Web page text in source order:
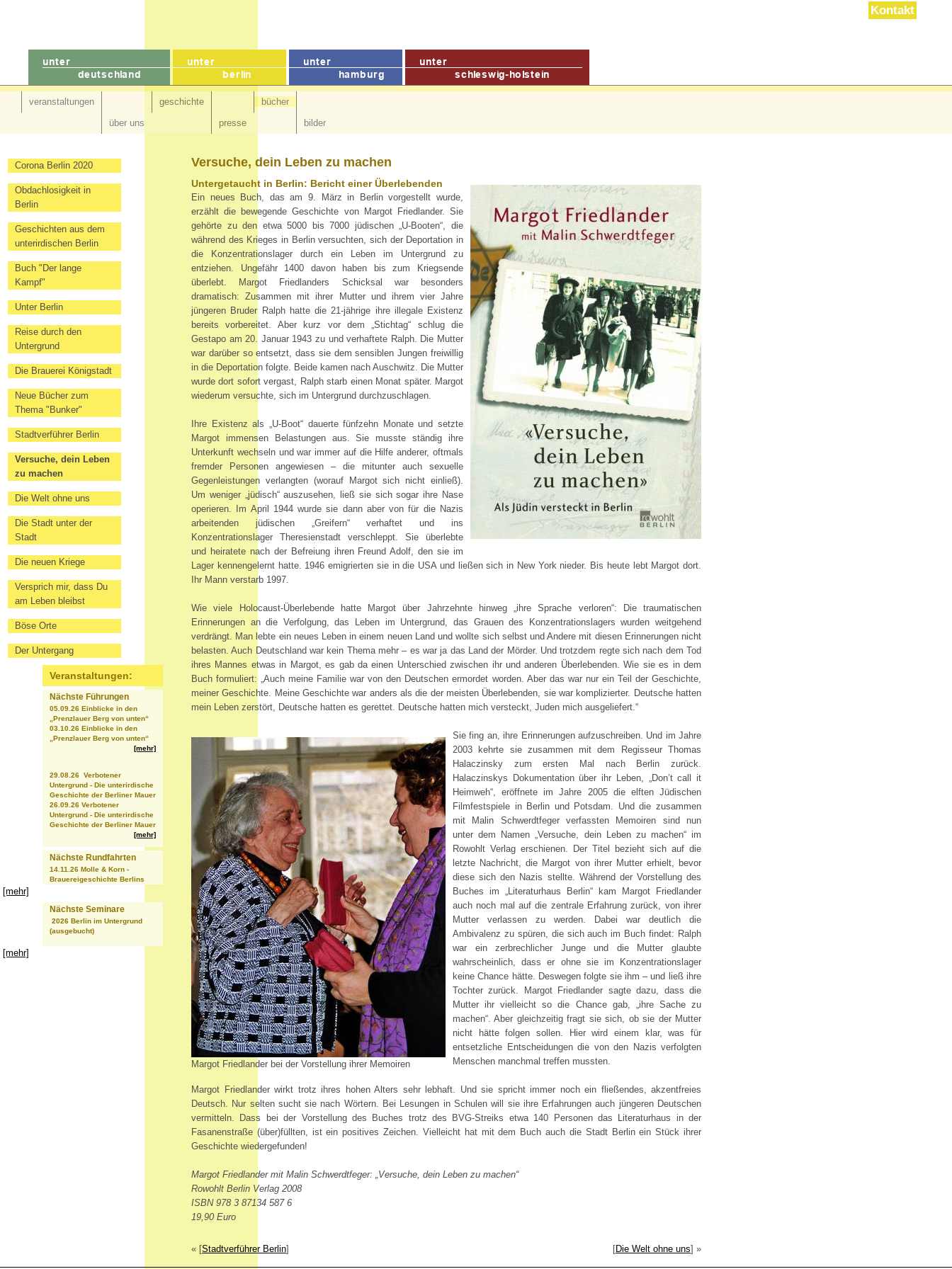
Kontakt
veranstaltungen
über uns
geschichte
presse
bücher
bilder
Corona Berlin 2020
Obdachlosigkeit in
Berlin
Geschichten aus dem
unterirdischen Berlin
Buch "Der lange
Kampf"
Unter Berlin
Reise durch den
Untergrund
Die Brauerei Königstadt
Neue Bücher zum
Thema "Bunker"
Stadtverführer Berlin
Versuche, dein Leben
zu machen
Die Welt ohne uns
Die Stadt unter der
Stadt
Die neuen Kriege
Versprich mir, dass Du
am Leben bleibst
Böse Orte
Der Untergang
Veranstaltungen:
Nächste Führungen
05.09.26 Einblicke in den
„Prenzlauer Berg von unten“
03.10.26 Einblicke in den
„Prenzlauer Berg von unten“
[mehr]
29.08.26 Verbotener
Untergrund - Die unterirdische
Geschichte der Berliner Mauer
26.09.26 Verbotener
Untergrund - Die unterirdische
Geschichte der Berliner Mauer
[mehr]
Nächste Rundfahrten
14.11.26 Molle & Korn -
Brauereigeschichte Berlins
[mehr]
Nächste Seminare
2026 Berlin im Untergrund
(ausgebucht)
[mehr]
Versuche, dein Leben zu machen
Untergetaucht in Berlin: Bericht einer Überlebenden
Ein neues Buch, das am 9. März in Berlin vorgestellt wurde,
erzählt die bewegende Geschichte von Margot Friedlander. Sie
gehörte zu den etwa 5000 bis 7000 jüdischen „U-Booten“, die
während des Krieges in Berlin versuchten, sich der Deportation in
die Konzentrationslager durch ein Leben im Untergrund zu
entziehen. Ungefähr 1400 davon haben bis zum Kriegsende
überlebt. Margot Friedlanders Schicksal war besonders
dramatisch: Zusammen mit ihrer Mutter und ihrem vier Jahre
jüngeren Bruder Ralph hatte die 21-jährige ihre illegale Existenz
bereits vorbereitet. Aber kurz vor dem „Stichtag“ schlug die
Gestapo am 20. Januar 1943 zu und verhaftete Ralph. Die Mutter
war darüber so entsetzt, dass sie dem sensiblen Jungen freiwillig
in die Deportation folgte. Beide kamen nach Auschwitz. Die Mutter
wurde dort sofort vergast, Ralph starb einen Monat später. Margot
wiederum versuchte, sich im Untergrund durchzuschlagen.
Ihre Existenz als „U-Boot“ dauerte fünfzehn Monate und setzte
Margot immensen Belastungen aus. Sie musste ständig ihre
Unterkunft wechseln und war immer auf die Hilfe anderer, oftmals
fremder Personen angewiesen – die mitunter auch sexuelle
Gegenleistungen verlangten (worauf Margot sich nicht einließ).
Um weniger „jüdisch“ auszusehen, ließ sie sich sogar ihre Nase
operieren. Im April 1944 wurde sie dann aber von für die Nazis
arbeitenden jüdischen „Greifern“ verhaftet und ins
Konzentrationslager Theresienstadt verschleppt. Sie überlebte
und heiratete nach der Befreiung ihren Freund Adolf, den sie im
Lager kennengelernt hatte. 1946 emigrierten sie in die USA und ließen sich in New York nieder. Bis heute lebt Margot dort.
Ihr Mann verstarb 1997.
Wie viele Holocaust-Überlebende hatte Margot über Jahrzehnte hinweg „ihre Sprache verloren“: Die traumatischen
Erinnerungen an die Verfolgung, das Leben im Untergrund, das Grauen des Konzentrationslagers wurden weitgehend
verdrängt. Man lebte ein neues Leben in einem neuen Land und wollte sich selbst und Andere mit diesen Erinnerungen nicht
belasten. Auch Deutschland war kein Thema mehr – es war ja das Land der Mörder. Und trotzdem regte sich nach dem Tod
ihres Mannes etwas in Margot, es gab da einen Unterschied zwischen ihr und anderen Überlebenden. Wie sie es in dem
Buch formuliert: „Auch meine Familie war von den Deutschen ermordet worden. Aber das war nur ein Teil der Geschichte,
meiner Geschichte. Meine Geschichte war anders als die der meisten Überlebenden, sie war komplizierter. Deutsche hatten
mein Leben zerstört, Deutsche hatten es gerettet. Deutsche hatten mich versteckt, Juden mich ausgeliefert.“
Margot Friedlander bei der Vorstellung ihrer Memoiren
Sie fing an, ihre Erinnerungen aufzuschreiben. Und im Jahre
2003 kehrte sie zusammen mit dem Regisseur Thomas
Halaczinsky zum ersten Mal nach Berlin zurück.
Halaczinskys Dokumentation über ihr Leben, „Don’t call it
Heimweh“, eröffnete im Jahre 2005 die elften Jüdischen
Filmfestspiele in Berlin und Potsdam. Und die zusammen
mit Malin Schwerdtfeger verfassten Memoiren sind nun
unter dem Namen „Versuche, dein Leben zu machen“ im
Rowohlt Verlag erschienen. Der Titel bezieht sich auf die
letzte Nachricht, die Margot von ihrer Mutter erhielt, bevor
diese sich den Nazis stellte. Während der Vorstellung des
Buches im „Literaturhaus Berlin“ kam Margot Friedlander
auch noch mal auf die zentrale Erfahrung zurück, von ihrer
Mutter verlassen zu werden. Dabei war deutlich die
Ambivalenz zu spüren, die sich auch im Buch findet: Ralph
war ein zerbrechlicher Junge und die Mutter glaubte
wahrscheinlich, dass er ohne sie im Konzentrationslager
keine Chance hätte. Deswegen folgte sie ihm – und ließ ihre
Tochter zurück. Margot Friedlander sagte dazu, dass die
Mutter ihr vielleicht so die Chance gab, „ihre Sache zu
machen“. Aber gleichzeitig fragt sie sich, ob sie der Mutter
nicht hätte folgen sollen. Hier wird einem klar, was für
entsetzliche Entscheidungen die von den Nazis verfolgten
Menschen manchmal treffen mussten.
Margot Friedlander wirkt trotz ihres hohen Alters sehr lebhaft. Und sie spricht immer noch ein fließendes, akzentfreies
Deutsch. Nur selten sucht sie nach Wörtern. Bei Lesungen in Schulen will sie ihre Erfahrungen auch jüngeren Deutschen
vermitteln. Dass bei der Vorstellung des Buches trotz des BVG-Streiks etwa 140 Personen das Literaturhaus in der
Fasanenstraße (über)füllten, ist ein positives Zeichen. Vielleicht hat mit dem Buch auch die Stadt Berlin ein Stück ihrer
Geschichte wiedergefunden!
Margot Friedlander mit Malin Schwerdtfeger: „Versuche, dein Leben zu machen“
Rowohlt Berlin Verlag 2008
ISBN 978 3 87134 587 6
19,90 Euro
« [Stadtverführer Berlin] [Die Welt ohne uns] »